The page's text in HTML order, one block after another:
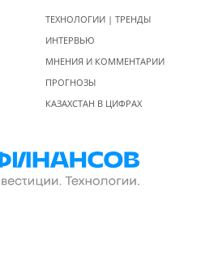
ТЕХНОЛОГИИ | ТРЕНДЫ
ИНТЕРВЬЮ
МНЕНИЯ И КОММЕНТАРИИ
ПРОГНОЗЫ
КАЗАХСТАН В ЦИФРАХ